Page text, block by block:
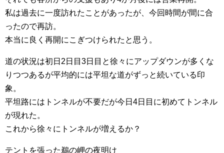
私は過去に一度訪れたことがあったが、今回時間が間に合
ったので再訪。
本当に良く再開にこぎつけられたと思う。
道の状況は初日2日目3日目と徐々にアップダウンが多くな
りつつあるが平均的には平坦な道がずっと続いている印
象。
平坦路にはトンネルが不要だが今日4日目に初めてトンネル
が現れた。
これから徐々にトンネルが増えるか？
テントを張った鵜の岬の夜明け